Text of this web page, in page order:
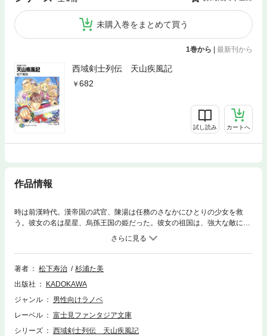
未購入巻をまとめて買う
1巻から | 最新刊から
西域剣士列伝 天山疾風記
682
試し読み カートへ
作品情報
時は前漢時代。漢帝国の武官、陳湯は任務のさなかにひとりの少女を救
う。彼女の名は星星、烏孫王国の姫だった。彼女の祖国は、強大な敵に狙
われていた――。新星がおくる、第十三回ファンタジア小説大賞・佳作受
著者 松下寿治
杉浦た美
出版社
KADOKAWA
ジャンル
男性向けラノベ
レーベル
富士見ファンタジア文庫
シリーズ
西域剣士列伝 天山疾風記